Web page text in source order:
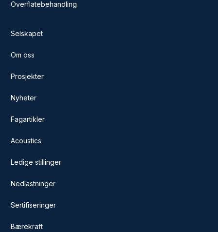
Overflatebehandling
Selskapet
Om oss
Prosjekter
Nyheter
Fagartikler
Acoustics
Ledige stillinger
Nedlastninger
Sertifiseringer
Bærekraft